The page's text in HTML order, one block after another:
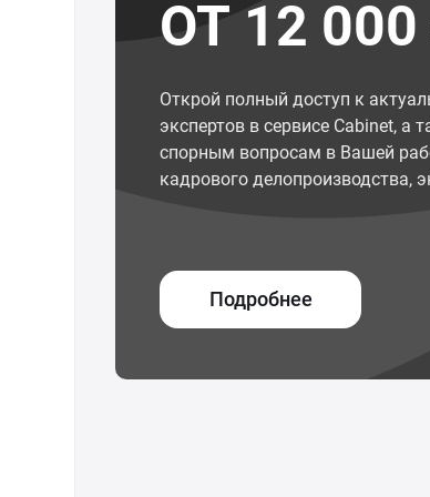
ОТ 12
Открой полный доступ к
экспертов в сервисе Cabinet, а
спорным вопросам в Вашей
кадрового делопроизводства,
Подробнее